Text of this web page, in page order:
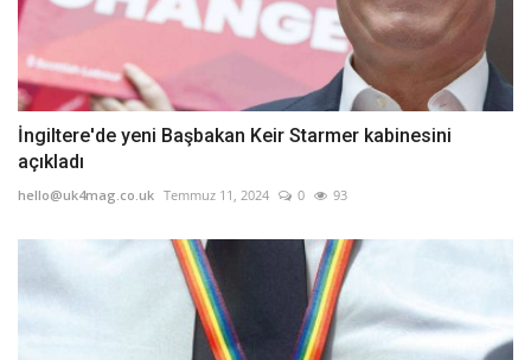
İngiltere'de yeni Başbakan Keir Starmer kabinesini
açıkladı
hello@uk4mag.co.uk Temmuz 11, 2024 0 93